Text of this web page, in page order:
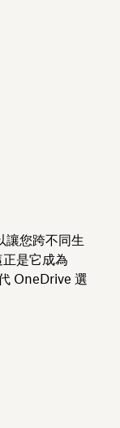
讓您跨不同生
是它成為
OneDrive 選